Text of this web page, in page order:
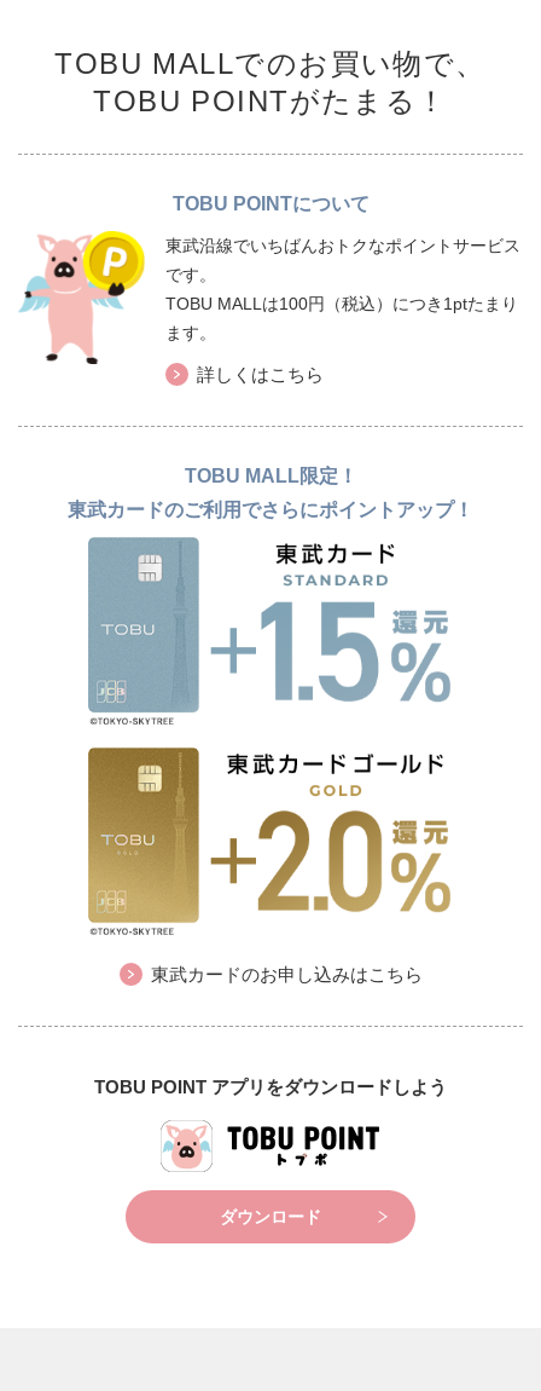
TOBU MALLでのお買い物で、
TOBU POINTがたまる！
TOBU POINTについて
東武沿線でいちばんおトクなポイントサービス
です。
TOBU MALLは100円（税込）につき1ptたまり
ます。
詳しくはこちら
TOBU MALL限定！
東武カードのご利用でさらにポイントアップ！
東武カードのお申し込みはこちら
TOBU POINT アプリをダウンロードしよう
ダウンロード